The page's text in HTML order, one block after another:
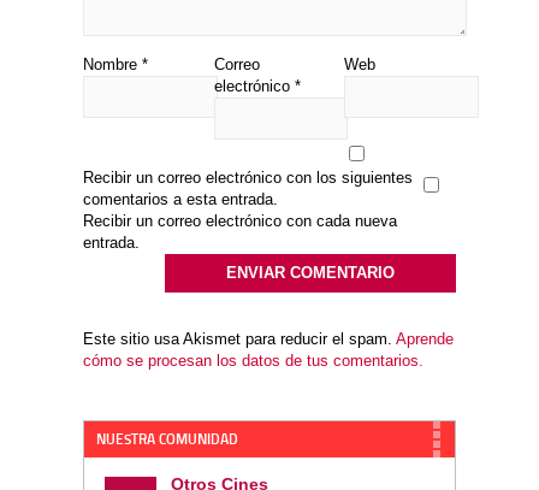
Nombre *
Correo
electrónico *
Web
Recibir un correo electrónico con los siguientes
comentarios a esta entrada.
Recibir un correo electrónico con cada nueva
entrada.
Este sitio usa Akismet para reducir el spam. Aprende
cómo se procesan los datos de tus comentarios.
NUESTRA COMUNIDAD
Otros Cines